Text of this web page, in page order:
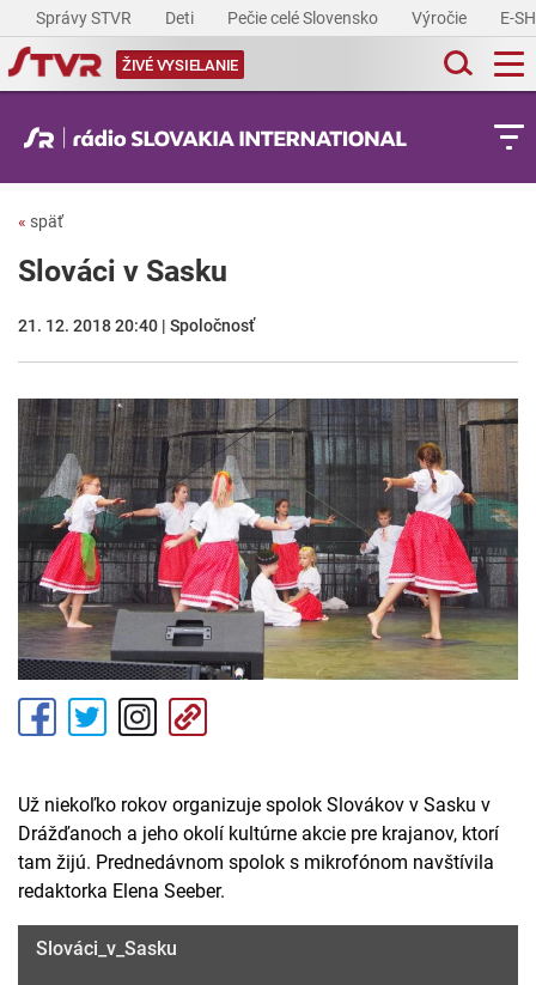
Správy STVR Deti Pečie celé Slovensko Výročie E-
ŽIVÉ VYSIELANIE
« späť
Slováci v Sasku
21. 12. 2018 20:40 | Spoločnosť
Už niekoľko rokov organizuje spolok Slovákov v Sasku v
Drážďanoch a jeho okolí kultúrne akcie pre krajanov, ktorí
tam žijú. Prednedávnom spolok s mikrofónom navštívila
redaktorka Elena Seeber.
Slováci_v_Sasku